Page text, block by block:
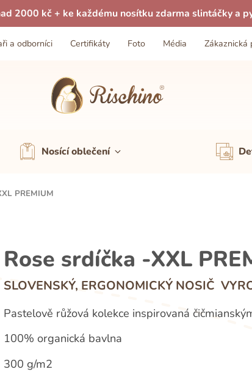
2000 kč + ke každému nosítku zdarma slintáčky a
a odborníci Certifikáty Foto Média Zákaznická
Nosící oblečení
PREMIUM
Rose srdíčka -XXL
SLOVENSKÝ, ERGONOMICKÝ NOSIČ
Pastelově růžová kolekce inspirovaná
100% organická bavlna
300 g/m2